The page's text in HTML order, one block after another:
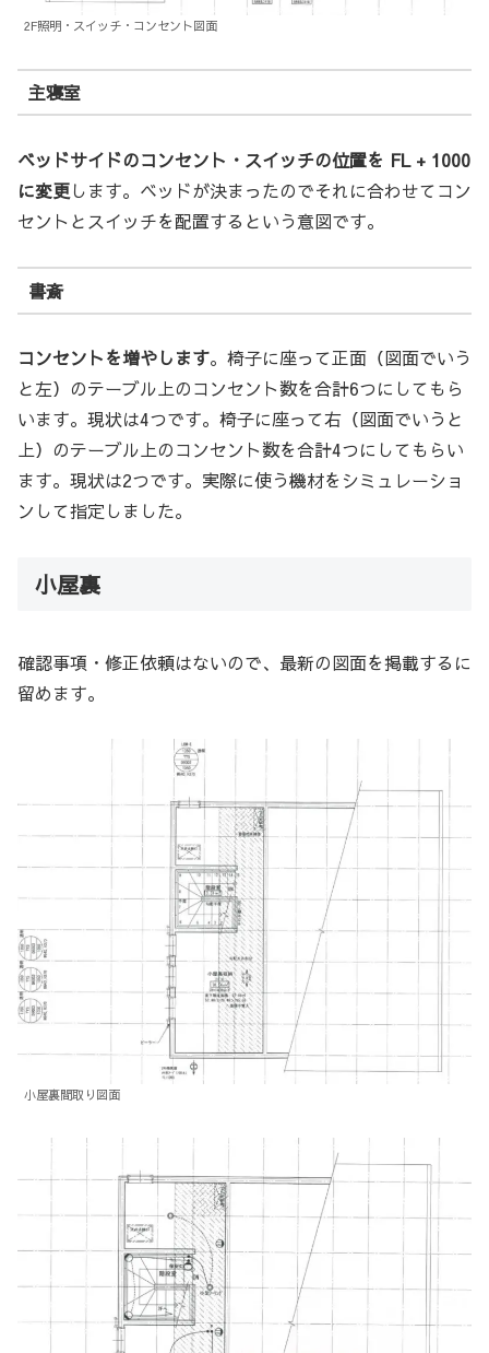
2F照明・スイッチ・コンセント図面
主寝室
ベッドサイドのコンセント・スイッチの位置を FL + 1000
に変更します。ベッドが決まったのでそれに合わせてコン
セントとスイッチを配置するという意図です。
書斎
コンセントを増やします。椅子に座って正面（図面でいう
と左）のテーブル上のコンセント数を合計6つにしてもら
います。現状は4つです。椅子に座って右（図面でいうと
上）のテーブル上のコンセント数を合計4つにしてもらい
ます。現状は2つです。実際に使う機材をシミュレーショ
ンして指定しました。
小屋裏
確認事項・修正依頼はないので、最新の図面を掲載するに
留めます。
小屋裏間取り図面